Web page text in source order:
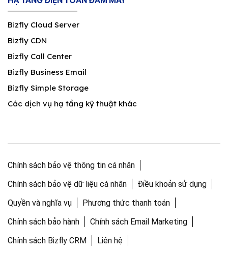
Bizfly Cloud Server
Bizfly CDN
Bizfly Call Center
Bizfly Business Email
Bizfly Simple Storage
Các dịch vụ hạ tầng kỹ thuật khác
Chính sách bảo vệ thông tin cá nhân
Chính sách bảo vệ dữ liệu cá nhân
Điều khoản sử dụng
Quyền và nghĩa vụ
Phương thức thanh toán
Chính sách bảo hành
Chính sách Email Marketing
Chính sách Bizfly CRM
Liên hệ